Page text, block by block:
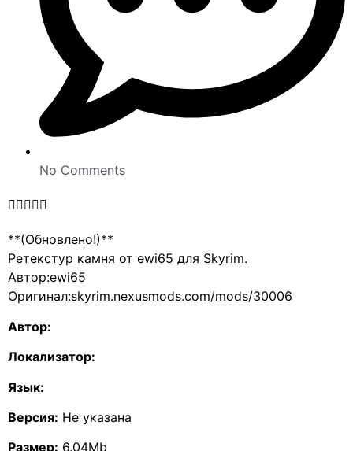
No Comments

**(Обновлено!)**
Ретекстур камня от ewi65 для Skyrim.
Автор:ewi65
Оригинал:skyrim.nexusmods.com/mods/30006
Автор:
Локализатор:
Язык:
Версия: Не указана
Размер: 6.04Mb